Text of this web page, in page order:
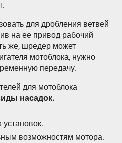
для дробления ветвей
на ее привод рабочий
же, шредер может
мотоблока, нужно
передачу.
для мотоблока
насадок.
возможностям мотора.